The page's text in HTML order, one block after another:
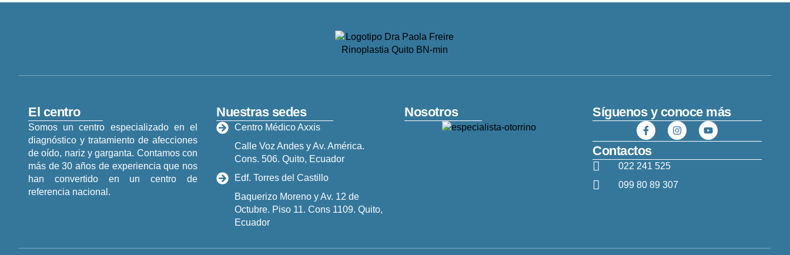
El centro
Somos un centro especializado en el
diagnóstico y tratamiento de afecciones
de oído, nariz y garganta. Contamos con
más de 30 años de experiencia que nos
han convertido en un centro de
referencia nacional.
Nuestras sedes
Centro Médico Axxis
Calle Voz Andes y Av. América.
Cons. 506. Quito, Ecuador
Edf. Torres del Castillo
Baquerizo Moreno y Av. 12 de
Octubre. Piso 11. Cons 1109. Quito,
Ecuador
Nosotros Síguenos y conoce más
Contactos
022 241 525
099 80 89 307